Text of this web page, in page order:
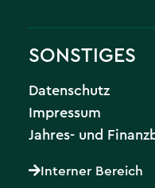
SONSTIGES
Datenschutz
Impressum
Jahres- und
Interner Bereich